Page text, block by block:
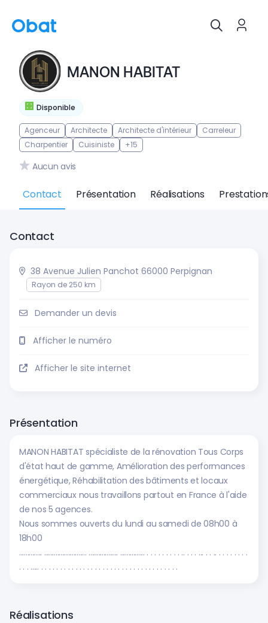
Disponible
MANON HABITAT
Agenceur Architecte Architecte d'intérieur
Carreleur
Charpentier
Cuisiniste +15
Aucun avis
Contact Présentation Réalisations
Contact
38 Avenue Julien Panchot 66000 Perpignan
Rayon de 250 km
Demander un devis
Afficher le numéro
Afficher le site internet
Présentation
MANON HABITAT spécialiste de la rénovation Tous Corps
d'état haut de gamme, Amélioration des performances
énergétique, Réhabilitation des bâtiments et locaux
commerciaux nous travaillons partout en France à l'aide
de nos 5 agences.
Nous sommes ouverts du lundi au samedi de 08h00 à
18h00
.............. .......................... .................. ............... . . . . . . . . . .. . . . ... . . .. . . . . . . . .
. . . ..... . . . . . . . . . . . . . . . . . . . . . . . . . . . . . . . . . . . .
Réalisations